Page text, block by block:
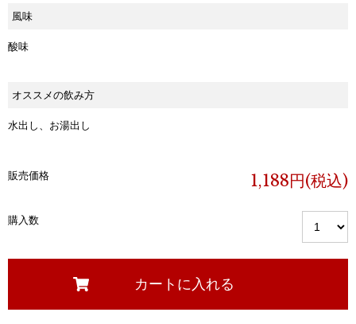
風味
酸味
オススメの飲み方
水出し、お湯出し
販売価格 1,188円(税込)
購入数